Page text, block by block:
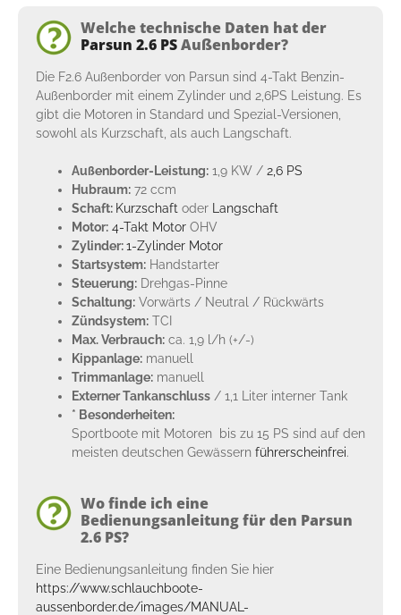
Welche technische Daten hat der
Parsun 2.6 PSAußenborder?
Die F2.6 Außenborder von Parsun sind 4-Takt Benzin-
Außenborder mit einem Zylinder und 2,6PS Leistung. Es
gibt die Motoren in Standard und Spezial-Versionen,
sowohl als Kurzschaft, als auch Langschaft.
Außenborder-Leistung: 1,9 KW / 2,6 PS
Hubraum: 72 ccm
Schaft: Kurzschaft oder
Langschaft
Motor: 4-Takt Motor OHV
Zylinder:1-Zylinder Motor
Startsystem: Handstarter
Steuerung: Drehgas-Pinne
Schaltung: Vorwärts / Neutral / Rückwärts
Zündsystem: TCI
Max. Verbrauch: ca. 1,9 l/h (+/-)
Kippanlage: manuell
Trimmanlage: manuell
Externer Tankanschluss / 1,1 Liter interner Tank
* Besonderheiten:
Sportboote mit Motoren bis zu 15 PS sind auf den
meisten deutschen Gewässern führerscheinfrei.
Wo finde ich eine
Bedienungsanleitung für den Parsun
2.6 PS?
Eine Bedienungsanleitung finden Sie hier
https://www.schlauchboote-
aussenborder.de/images/MANUAL-